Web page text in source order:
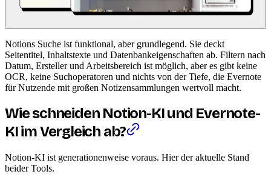
Notions Suche ist funktional, aber grundlegend. Sie deckt
Seitentitel, Inhaltstexte und Datenbankeigenschaften ab. Filtern nach
Datum, Ersteller und Arbeitsbereich ist möglich, aber es gibt keine
OCR, keine Suchoperatoren und nichts von der Tiefe, die Evernote
für Nutzende mit großen Notizensammlungen wertvoll macht.
Wie schneiden Notion-KI und Evernote-
KI im Vergleich ab?
Notion-KI ist generationenweise voraus. Hier der aktuelle Stand
beider Tools.